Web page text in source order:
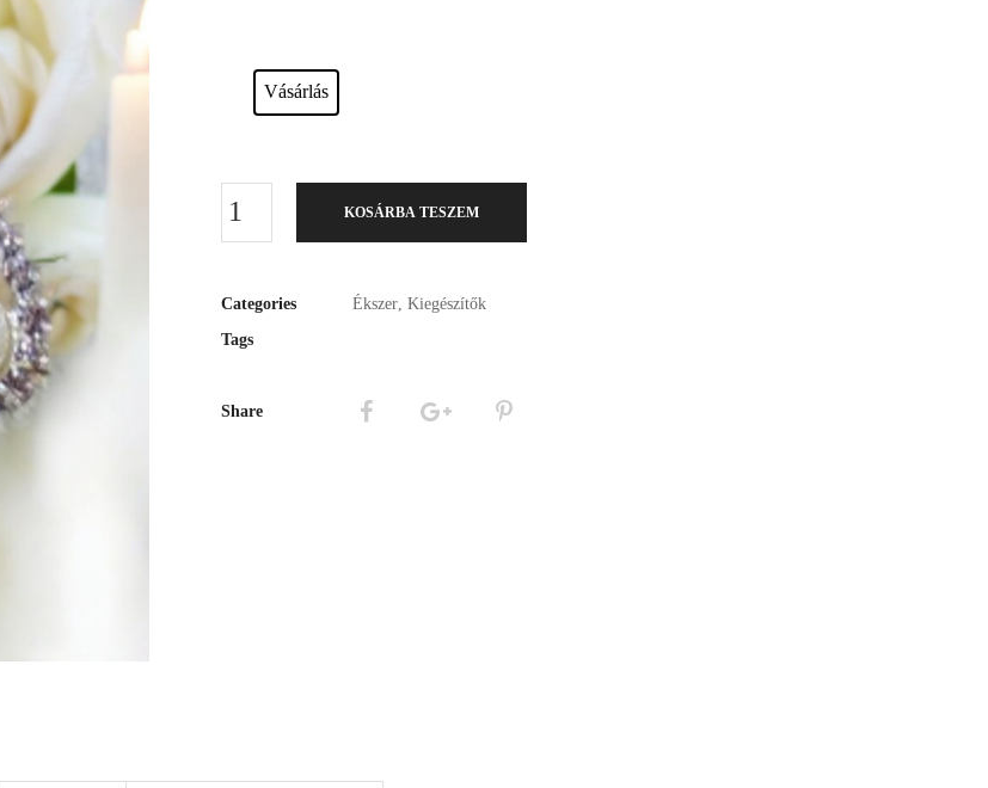
Vásárlás
KOSÁRBA TESZEM
Categories Ékszer Kiegészítők
Tags
Share